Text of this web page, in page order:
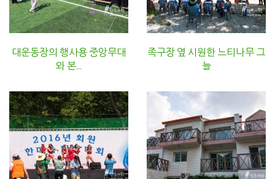
대운동장의 행사용 중앙무대
와 본...
족구장 옆 시원한 느티나무 그
늘